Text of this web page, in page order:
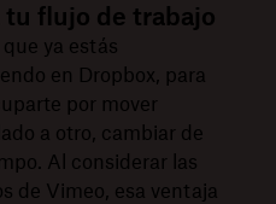
tu flujo de trabajo
ya estás
en Dropbox, para
por mover
a otro, cambiar de
Al considerar las
de Vimeo, esa ventaja